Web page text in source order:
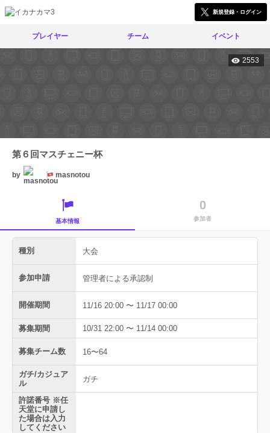
新規登録・ログイン
プレイヤー チーム イベント
2553
第６回マスチェニー杯
by masnotou
基本情報
0
参加者
種別 大会
参加申請 管理者による承認制
開催期間 11/16 20:00 〜 11/17 00:00
募集期間 10/31 22:00 〜 11/14 00:00
募集チーム数 16〜64
ガチ/カジュア
ル
ガチ
許諾番号 ※任
天堂に申請し
た場合は入力
してください